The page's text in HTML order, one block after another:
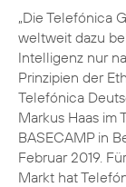
„Die Telefónica
weltweit dazu
Intelligenz nur
Prinzipien der
Telefónica
Markus Haas im
BASECAMP in
Februar 2019.
Markt hat